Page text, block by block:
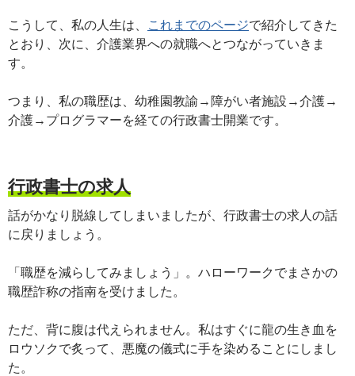
こうして、私の人生は、 これまでのページで紹介してきた
とおり、次に、介護業界への就職へとつながっていきま
す。
つまり、私の職歴は、幼稚園教諭→障がい者施設→介護→
介護→プログラマーを経ての行政書士開業です。
行政書士の求人
話がかなり脱線してしまいましたが、行政書士の求人の話
に戻りましょう。
「職歴を減らしてみましょう」。ハローワークでまさかの
職歴詐称の指南を受けました。
ただ、背に腹は代えられません。私はすぐに龍の生き血を
ロウソクで炙って、悪魔の儀式に手を染めることにしまし
た。